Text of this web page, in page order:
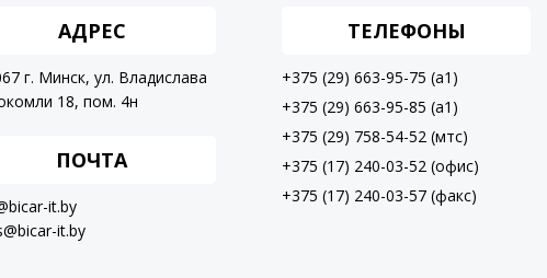
АДРЕС
г. Минск, ул. Владислава
18, пом. 4н
ПОЧТА
it.by
it.by
ТЕЛЕФОНЫ
+375 (29) 663-95-75 (a1)
+375 (29) 663-95-85 (a1)
+375 (29) 758-54-52 (мтс)
+375 (17) 240-03-52 (офис)
+375 (17) 240-03-57 (факс)